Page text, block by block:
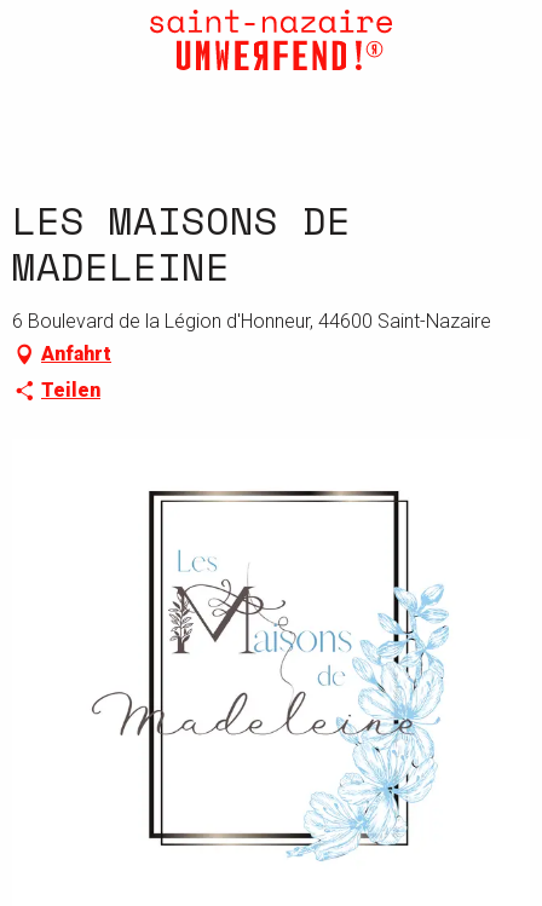
LES MAISONS DE
MADELEINE
6 Boulevard de la Légion d'Honneur, 44600 Saint-Nazaire
Anfahrt
Teilen